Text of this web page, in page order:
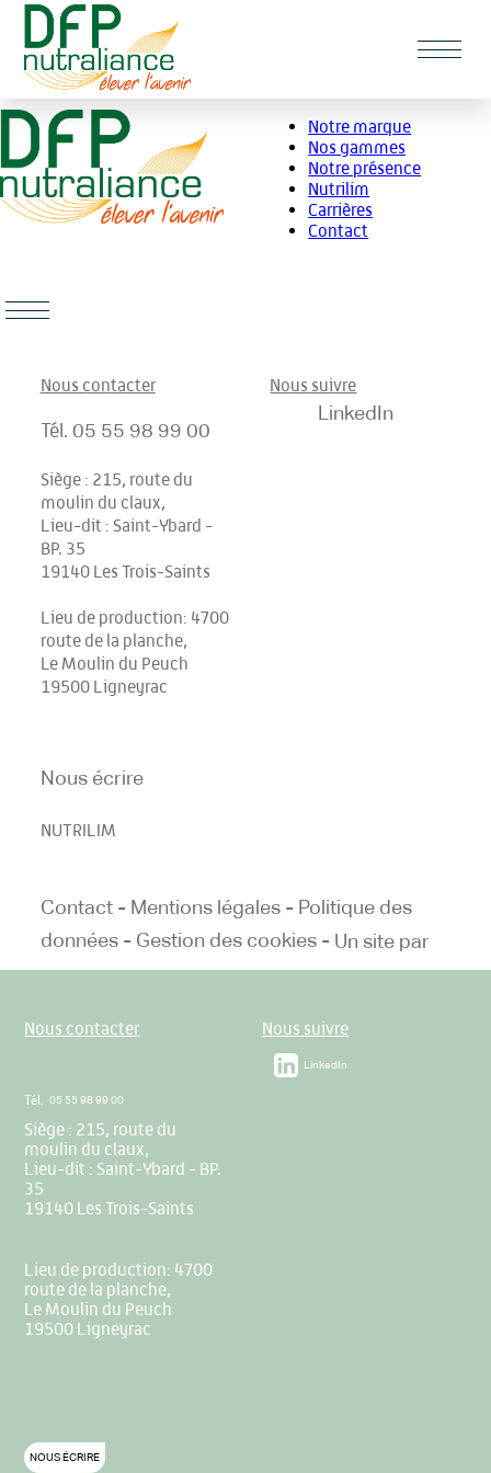
Panneau de gestion des cookies
contenu
Notre marque
Nos gammes
Notre présence
Nutrilim
Carrières
Contact
Nous contacter
Tél. 05 55 98 99 00
Siège : 215, route du
moulin du claux,
Lieu-dit : Saint-Ybard -
BP. 35
19140 Les Trois-Saints
Lieu de production: 4700
route de la planche,
Le Moulin du Peuch
19500 Ligneyrac
Nous écrire
Nous suivre
LinkedIn
NUTRILIM
Contact- Mentions légales- Politique des
données- Gestion des cookies- Un site par
Nous contacter
Tél. 05 55 98 99 00
Siège : 215, route du
moulin du claux,
Lieu-dit : Saint-Ybard - BP.
35
19140 Les Trois-Saints
Lieu de production: 4700
route de la planche,
Le Moulin du Peuch
19500 Ligneyrac
NOUS ÉCRIRE
Nous suivre
LinkedIn